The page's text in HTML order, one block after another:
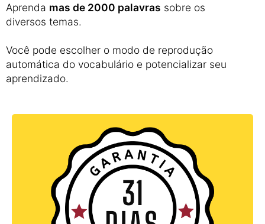
Aprenda mas de 2000 palavras sobre os
diversos temas.
Você pode escolher o modo de reprodução
automática do vocabulário e potencializar seu
aprendizado.